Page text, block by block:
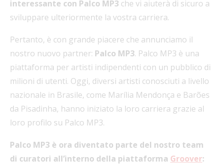
interessante con Palco MP3 che vi aiuterà di sicuro a
sviluppare ulteriormente la vostra carriera.
Pertanto, è con grande piacere che annunciamo il
nostro nuovo partner: Palco MP3. Palco MP3 è una
piattaforma per artisti indipendenti con un pubblico di
milioni di utenti. Oggi, diversi artisti conosciuti a livello
nazionale in Brasile, come Marília Mendonça e Barões
da Pisadinha, hanno iniziato la loro carriera grazie al
loro profilo su Palco MP3.
Palco MP3 è ora diventato parte del nostro team
di curatori all’interno della piattaforma Groover: